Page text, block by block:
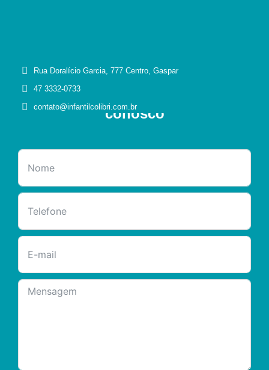
Rua Doralício Garcia, 777 Centro, Gaspar
47 3332-0733
contato@infantilcolibri.com.br
conosco